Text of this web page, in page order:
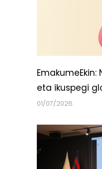
eta ikuspegi
01/07/2026